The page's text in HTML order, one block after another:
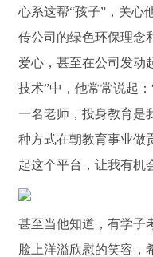
心系这帮“孩子”，关心
传公司的绿色环保理念
爱心，甚至在公司发动
技术”中，他常常说起
一名老师，投身教育是
种方式在朝教育事业做
起这个平台，让我有机
甚至当他知道，有学子
脸上洋溢欣慰的笑容，